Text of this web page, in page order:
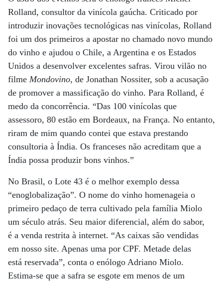
Rolland, consultor da vinícola gaúcha. Criticado por
introduzir inovações tecnológicas nas vinícolas, Rolland
foi um dos primeiros a apostar no chamado novo mundo
do vinho e ajudou o Chile, a Argentina e os Estados
Unidos a desenvolver excelentes safras. Virou vilão no
filme Mondovino, de Jonathan Nossiter, sob a acusação
de promover a massificação do vinho. Para Rolland, é
medo da concorrência. “Das 100 vinícolas que
assessoro, 80 estão em Bordeaux, na França. No entanto,
riram de mim quando contei que estava prestando
consultoria à Índia. Os franceses não acreditam que a
Índia possa produzir bons vinhos.”
No Brasil, o Lote 43 é o melhor exemplo dessa
“enoglobalização”. O nome do vinho homenageia o
primeiro pedaço de terra cultivado pela família Miolo
um século atrás. Seu maior diferencial, além do sabor,
é a venda restrita à internet. “As caixas são vendidas
em nosso site. Apenas uma por CPF. Metade delas
está reservada”, conta o enólogo Adriano Miolo.
Estima-se que a safra se esgote em menos de um